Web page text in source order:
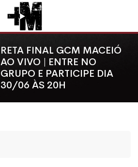
RETA FINAL GCM MACEIÓ
AO VIVO | ENTRE NO
GRUPO E PARTICIPE DIA
30/06 ÀS 20H